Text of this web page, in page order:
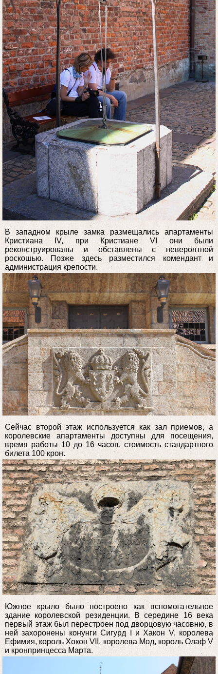
В западном крыле замка размещались апартаменты
Кристиана IV, при Кристиане VI они были
реконструированы и обставлены с невероятной
роскошью. Позже здесь разместился комендант и
администрация крепости.
Сейчас второй этаж используется как зал приемов, а
королевские апартаменты доступны для посещения,
время работы 10 до 16 часов, стоимость стандартного
билета 100 крон.
Южное крыло было построено как вспомогательное
здание королевской резиденции. В середине 16 века
первый этаж был перестроен под дворцовую часовню, в
ней захоронены конунги Сигурд I и Хакон V, королева
Ефимия, король Хокон VII, королева Мод, король Олаф V
и кронпринцесса Марта.